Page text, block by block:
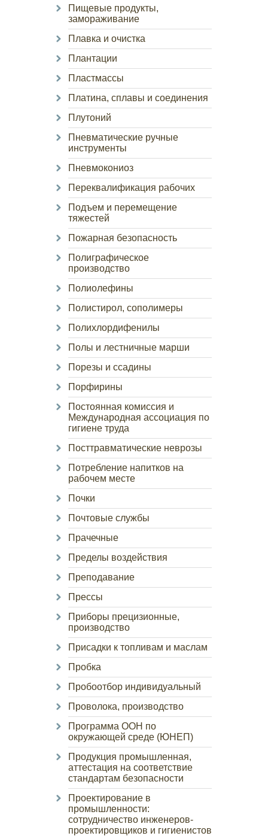
Пищевые продукты,
замораживание
Плавка и очистка
Плантации
Пластмассы
Платина, сплавы и соединения
Плутоний
Пневматические ручные
инструменты
Пневмокониоз
Переквалификация рабочих
Подъем и перемещение
тяжестей
Пожарная безопасность
Полиграфическое
производство
Полиолефины
Полистирол, сополимеры
Полихлордифенилы
Полы и лестничные марши
Порезы и ссадины
Порфирины
Постоянная комиссия и
Международная ассоциация по
гигиене труда
Посттравматические неврозы
Потребление напитков на
рабочем месте
Почки
Почтовые службы
Прачечные
Пределы воздействия
Преподавание
Прессы
Приборы прецизионные,
производство
Присадки к топливам и маслам
Пробка
Пробоотбор индивидуальный
Проволока, производство
Программа ООН по
окружающей среде (ЮНЕП)
Продукция промышленная,
аттестация на соответствие
стандартам безопасности
Проектирование в
промышленности:
сотрудничество инженеров-
проектировщиков и гигиенистов